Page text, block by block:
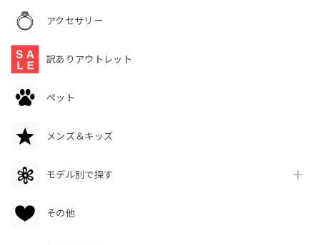
アクセサリー
訳ありアウトレット
ペット
メンズ＆キッズ
モデル別で探す
その他